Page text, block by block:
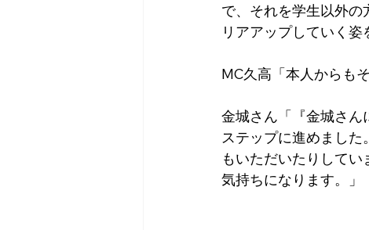
で、それを学生以外
リアアップしていく姿
MC久高「本人からも
金城さん「『金城さ
ステップに進めまし
もいただいたりして
気持ちになります。」